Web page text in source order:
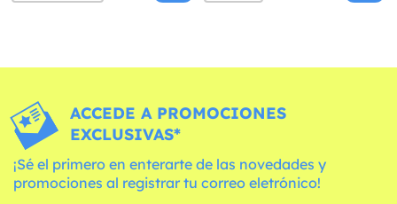
ACCEDE A PROMOCIONES
EXCLUSIVAS*
¡Sé el primero en enterarte de las novedades y
promociones al registrar tu correo eletrónico!